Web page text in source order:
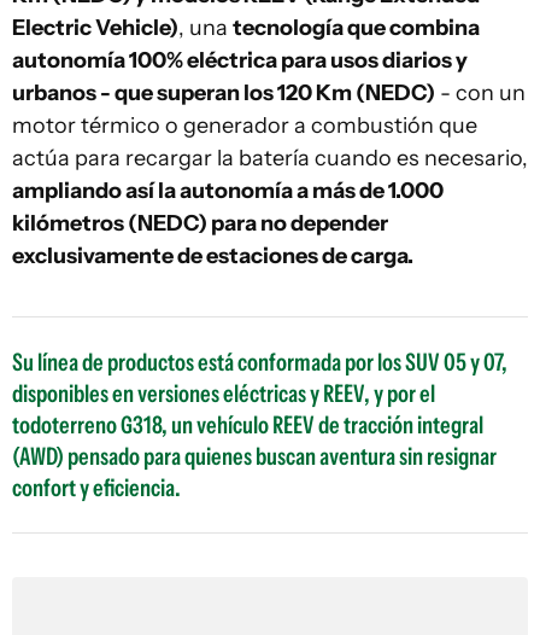
Electric Vehicle), una tecnología que combina
autonomía 100% eléctrica para usos diarios y
urbanos - que superan los 120 Km (NEDC) - con un
motor térmico o generador a combustión que
actúa para recargar la batería cuando es necesario,
ampliando así la autonomía a más de 1.000
kilómetros (NEDC) para no depender
exclusivamente de estaciones de carga.
Su línea de productos está conformada por los SUV 05 y 07,
disponibles en versiones eléctricas y REEV, y por el
todoterreno G318, un vehículo REEV de tracción integral
(AWD) pensado para quienes buscan aventura sin resignar
confort y eficiencia.